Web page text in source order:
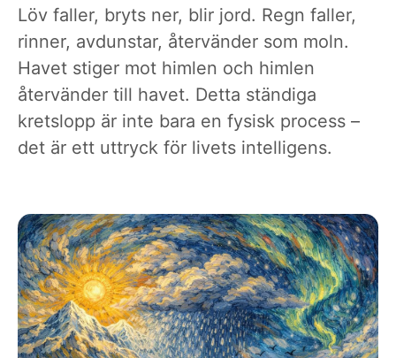
Löv faller, bryts ner, blir jord. Regn faller,
rinner, avdunstar, återvänder som moln.
Havet stiger mot himlen och himlen
återvänder till havet. Detta ständiga
kretslopp är inte bara en fysisk process –
det är ett uttryck för livets intelligens.